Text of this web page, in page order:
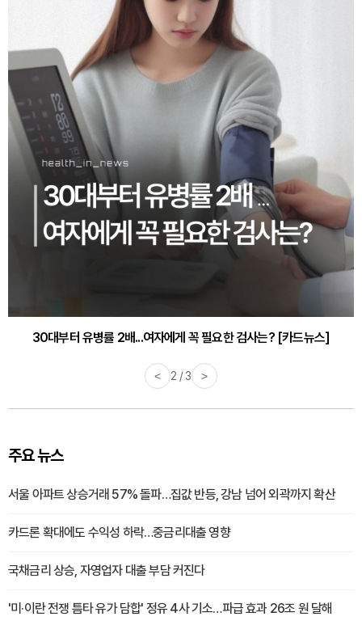
30대부터 유병률 2배...여자에게 꼭 필요한 검사는? [카드뉴스]
< 2 / 3 >
주요 뉴스
서울 아파트 상승거래 57% 돌파…집값 반등, 강남 넘어 외곽까지 확산
카드론 확대에도 수익성 하락…중금리대출 영향
국채금리 상승, 자영업자 대출 부담 커진다
'미·이란 전쟁 틈타 유가 담합' 정유 4사 기소…파급 효과 26조 원 달해